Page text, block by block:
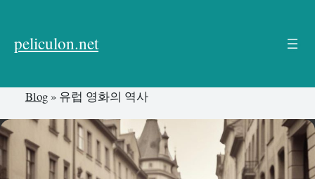
뛰
기
peliculon.net
Blog» 유럽 영화의 역사